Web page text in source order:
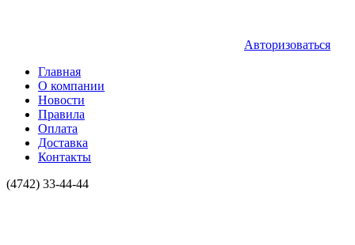
Авторизоваться
Главная
О компании
Новости
Правила
Оплата
Доставка
Контакты
(4742) 33-44-44